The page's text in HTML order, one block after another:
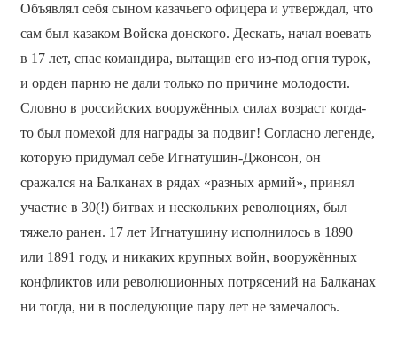
Объявлял себя сыном казачьего офицера и утверждал, что
сам был казаком Войска донского. Дескать, начал воевать
в 17 лет, спас командира, вытащив его из-под огня турок,
и орден парню не дали только по причине молодости.
Словно в российских вооружённых силах возраст когда-
то был помехой для награды за подвиг! Согласно легенде,
которую придумал себе Игнатушин-Джонсон, он
сражался на Балканах в рядах «разных армий», принял
участие в 30(!) битвах и нескольких революциях, был
тяжело ранен. 17 лет Игнатушину исполнилось в 1890
или 1891 году, и никаких крупных войн, вооружённых
конфликтов или революционных потрясений на Балканах
ни тогда, ни в последующие пару лет не замечалось.